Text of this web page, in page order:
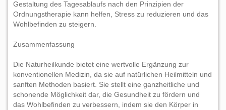
Gestaltung des Tagesablaufs nach den Prinzipien der
Ordnungstherapie kann helfen, Stress zu reduzieren und das
Wohlbefinden zu steigern.
Zusammenfassung
Die Naturheilkunde bietet eine wertvolle Ergänzung zur
konventionellen Medizin, da sie auf natürlichen Heilmitteln und
sanften Methoden basiert. Sie stellt eine ganzheitliche und
schonende Möglichkeit dar, die Gesundheit zu fördern und
das Wohlbefinden zu verbessern, indem sie den Körper in